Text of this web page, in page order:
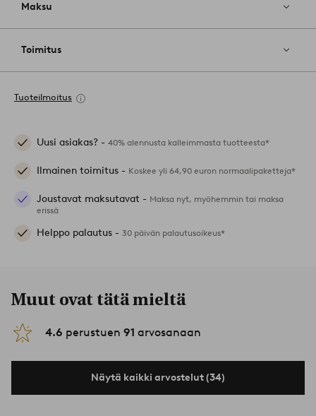
Maksu
Toimitus
Tuoteilmoitus
Uusi asiakas? - 40% alennusta kalleimmasta tuotteesta*
Ilmainen toimitus - Koskee yli 64,90 euron normaalipaketteja*
Joustavat maksutavat - Maksa nyt, myöhemmin tai maksa
erissä
Helppo palautus - 30 päivän palautusoikeus*
Muut ovat tätä mieltä
4.6 perustuen 91 arvosanaan
Näytä kaikki arvostelut (34)